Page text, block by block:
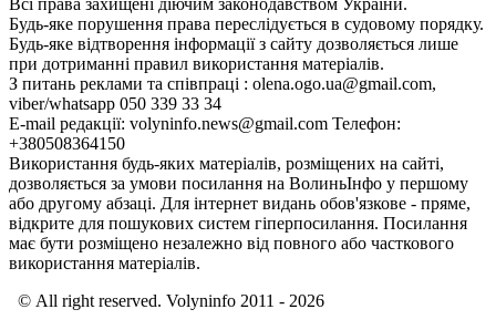
Всі права захищені діючим законодавством України.
Будь-яке порушення права переслідується в судовому порядку.
Будь-яке відтворення інформації з сайту дозволяється лише
при дотриманні правил використання матеріалів.
З питань реклами та співпраці : olena.ogo.ua@gmail.com,
viber/whatsapp 050 339 33 34
E-mail редакції: volyninfo.news@gmail.com Телефон:
+380508364150
Використання будь-яких матеріалів, розміщених на сайті,
дозволяється за умови посилання на ВолиньІнфо у першому
або другому абзаці. Для інтернет видань обов'язкове - пряме,
відкрите для пошукових систем гіперпосилання. Посилання
має бути розміщено незалежно від повного або часткового
використання матеріалів.
© All right reserved. Volyninfo 2011 - 2026